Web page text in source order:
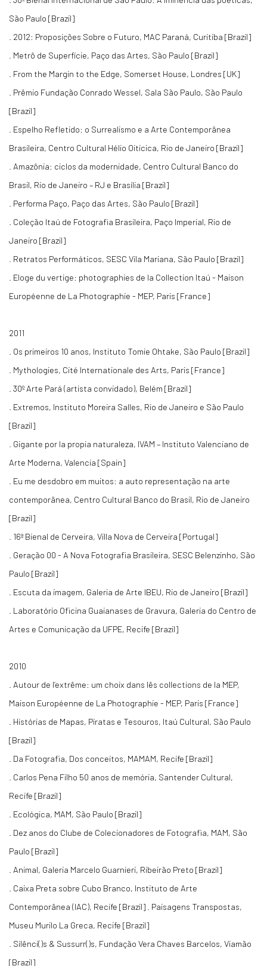
São Paulo [Brazil]
. 2012: Proposições Sobre o Futuro, MAC Paraná, Curitiba [Brazil]
. Metrô de Superfície, Paço das Artes, São Paulo [Brazil]
. From the Margin to the Edge, Somerset House, Londres [UK]
. Prêmio Fundação Conrado Wessel, Sala São Paulo, São Paulo
[Brazil]
. Espelho Refletido: o Surrealismo e a Arte Contemporânea
Brasileira, Centro Cultural Hélio Oiticica, Rio de Janeiro [Brazil]
. Amazônia: ciclos da modernidade, Centro Cultural Banco do
Brasil, Rio de Janeiro – RJ e Brasília [Brazil]
. Performa Paço, Paço das Artes, São Paulo [Brazil]
. Coleção Itaú de Fotografia Brasileira, Paço Imperial, Rio de
Janeiro [Brazil]
. Retratos Performáticos, SESC Vila Mariana, São Paulo [Brazil]
. Eloge du vertige: photographies de la Collection Itaú - Maison
Européenne de La Photographie - MEP, Paris [France]
2011
. Os primeiros 10 anos, Instituto Tomie Ohtake, São Paulo [Brazil]
. Mythologies, Cité Internationale des Arts, Paris [France]
. 30º Arte Pará (artista convidado), Belém [Brazil]
. Extremos, Instituto Moreira Salles, Rio de Janeiro e São Paulo
[Brazil]
. Gigante por la propia naturaleza, IVAM – Instituto Valenciano de
Arte Moderna, Valencia [Spain]
. Eu me desdobro em muitos: a auto representação na arte
contemporânea, Centro Cultural Banco do Brasil, Rio de Janeiro
[Brazil]
. 16ª Bienal de Cerveira, Villa Nova de Cerveira [Portugal]
. Geração 00 - A Nova Fotografia Brasileira, SESC Belenzinho, São
Paulo [Brazil]
. Escuta da imagem, Galeria de Arte IBEU, Rio de Janeiro [Brazil]
. Laboratório Oficina Guaianases de Gravura, Galeria do Centro de
Artes e Comunicação da UFPE, Recife [Brazil]
2010
. Autour de l’extrême: um choix dans lês collections de la MEP,
Maison Européenne de La Photographie - MEP, Paris [France]
. Histórias de Mapas, Piratas e Tesouros, Itaú Cultural, São Paulo
[Brazil]
. Da Fotografia, Dos conceitos, MAMAM, Recife [Brazil]
. Carlos Pena Filho 50 anos de memória, Santender Cultural,
Recife [Brazil]
. Ecológica, MAM, São Paulo [Brazil]
. Dez anos do Clube de Colecionadores de Fotografia, MAM, São
Paulo [Brazil]
. Animal, Galeria Marcelo Guarnieri, Ribeirão Preto [Brazil]
. Caixa Preta sobre Cubo Branco, Instituto de Arte
Contemporânea (IAC), Recife [Brazil] . Paisagens Transpostas,
Museu Murilo La Greca, Recife [Brazil]
. Silênci()s & Sussurr()s, Fundação Vera Chaves Barcelos, Viamão
[Brazil]